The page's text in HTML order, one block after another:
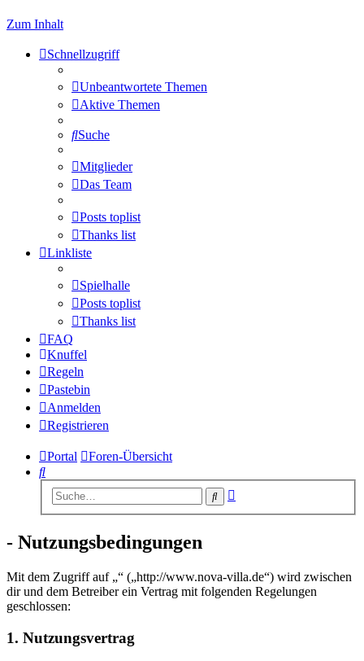
Zum Inhalt
Schnellzugriff
Unbeantwortete Themen
Aktive Themen
Suche
Mitglieder
Das Team
Posts toplist
Thanks list
Linkliste
Spielhalle
Posts toplist
Thanks list
FAQ
Knuffel
Regeln
Pastebin
Anmelden
Registrieren
Portal
Foren-Übersicht
Suche
Suche
- Nutzungsbedingungen
Mit dem Zugriff auf „“ („http://www.nova-villa.de“) wird zwischen
dir und dem Betreiber ein Vertrag mit folgenden Regelungen
geschlossen:
1. Nutzungsvertrag